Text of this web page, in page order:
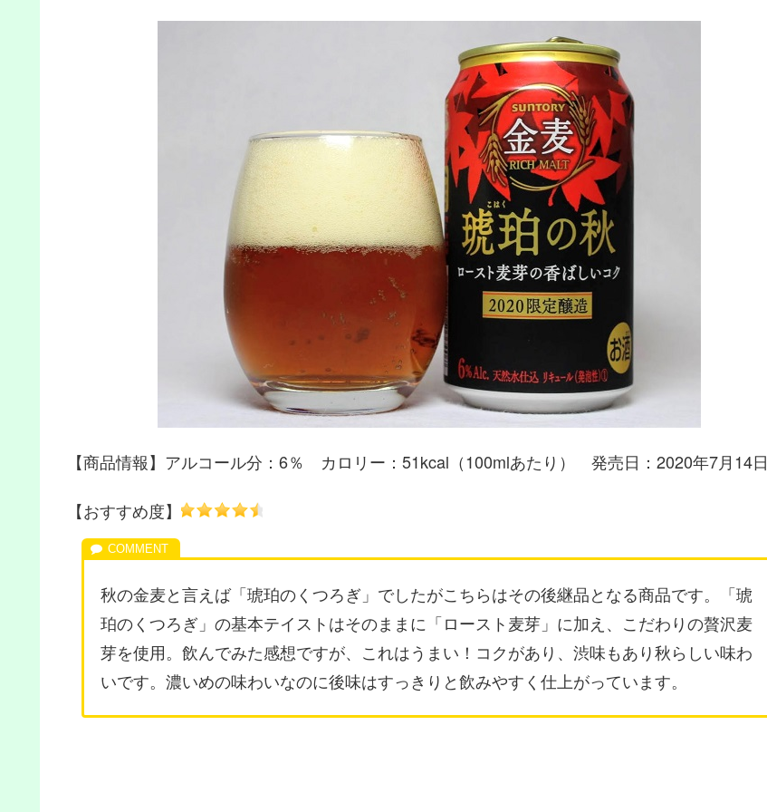
【商品情報】アルコール分：6％ カロリー：51kcal（100mlあたり） 発売日：2020年7月14日
【おすすめ度】
秋の金麦と言えば「琥珀のくつろぎ」でしたがこちらはその後継品となる商品です。「琥
珀のくつろぎ」の基本テイストはそのままに「ロースト麦芽」に加え、こだわりの贅沢麦
芽を使用。飲んでみた感想ですが、これはうまい！コクがあり、渋味もあり秋らしい味わ
いです。濃いめの味わいなのに後味はすっきりと飲みやすく仕上がっています。